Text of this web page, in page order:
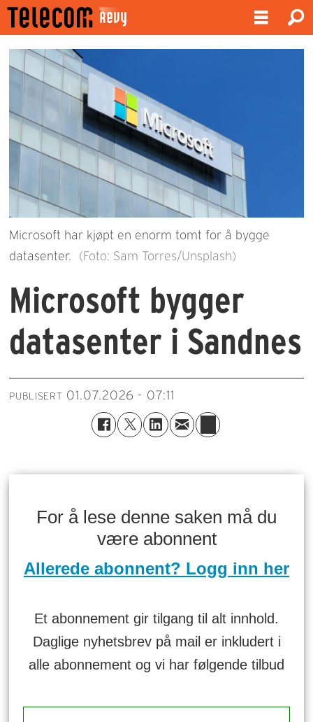
Microsoft har kjøpt en enorm tomt for å bygge
datasenter.
(Foto: Sam Torres/Unsplash)
Microsoft bygger
datasenter i Sandnes
PUBLISERT 01.07.2026 - 07:11
For å lese denne saken må du
være abonnent
Allerede abonnent? Logg inn her
Et abonnement gir tilgang til alt innhold.
Daglige nyhetsbrev på mail er inkludert i
alle abonnement og vi har følgende tilbud